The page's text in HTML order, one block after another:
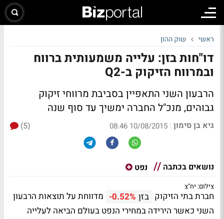
ראשי שוק ההון
דו"חות בזן: עלייה משמעותית ברווח
ובמרווח הזיקוק ב-Q2
הרבעון השני התאפיין בסביבת מרווחי זיקוק
גבוהים, מנכ"ל החברה ימשיך עד סוף שנה
גיא בן סימון |
10/08/2015 08:46
(5)
נושאים בכתבה נפט
צילום: יח"צ
חברת בתי הזיקוק בזן -0.52% מדווחת על תוצאות הרבעון
השני כאשר הירידה במחירי הנפט בעולם הביאה לעלייה